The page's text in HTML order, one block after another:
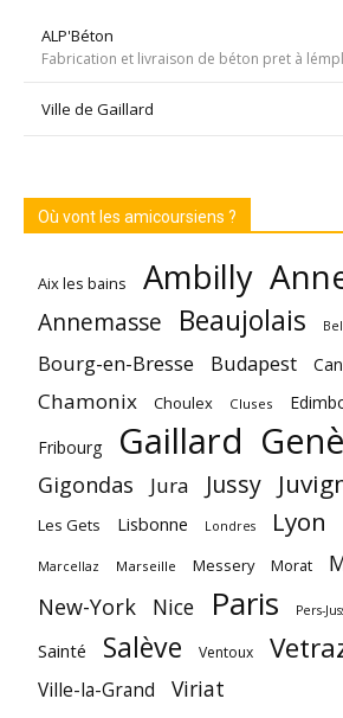
ALP'Béton
Fabrication et livraison de béton pret à
Ville de Gaillard
Où vont les amicoursiens ?
Aix les bains Ambilly
Annemasse Beaujolais
Bourg-en-Bresse Budapest
Chamonix Choulex Cluses
Fribourg Gaillard
Gigondas Jura Jussy
Les Gets Lisbonne Londres Lyon
Marcellaz Marseille Messery Morat
New-York Nice Paris Pers-
Sainté Salève Ventoux
Ville-la-Grand Viriat